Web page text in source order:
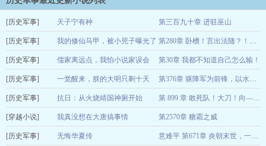
[历史军事] 天子宁有种 第三百九十章 进驻巫山
皇三皮 08-09
[历史军事] 我的修仙马甲，被小兕子曝光了 第280章 卧槽！言出法随？！浩然正气？
哩啦啦哩啦啦 08-09
[历史军事] 儒家离远点，我怕小说家误会 第30章 我都不知道自己怎么输！
沐沐沐恩 08-09
[历史军事] 一觉醒来，朕的大明只剩十天
了？
第376章 驱降军为前锋，以水师锁大江
土崩瓦解 08-09
[历史军事] 抗日：从火烧靖国神厕开始 第 899 章 敢死队！大刀！向——鬼子们的头上砍去！
最爱吃豆皮
[穿越小说] 我真没想在大唐搞事情 第2570章 糖霜之威
宅在家里睡大觉 08-09
[历史军事] 无悔华夏传 意难平 第671章 炎朝末世，一个月后